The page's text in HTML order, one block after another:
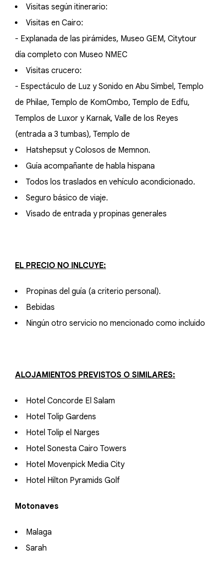
Visitas según itinerario:
Visitas en Cairo:
- Explanada de las pirámides, Museo GEM, Citytour
día completo con Museo NMEC
Visitas crucero:
- Espectáculo de Luz y Sonido en Abu Simbel, Templo
de Philae, Templo de KomOmbo, Templo de Edfu,
Templos de Luxor y Karnak, Valle de los Reyes
(entrada a 3 tumbas), Templo de
Hatshepsut y Colosos de Memnon.
Guía acompañante de habla hispana
Todos los traslados en vehículo acondicionado.
Seguro básico de viaje.
Visado de entrada y propinas generales
EL PRECIO NO INLCUYE:
Propinas del guía (a criterio personal).
Bebidas
Ningún otro servicio no mencionado como incluido
ALOJAMIENTOS PREVISTOS O SIMILARES:
Hotel Concorde El Salam
Hotel Tolip Gardens
Hotel Tolip el Narges
Hotel Sonesta Cairo Towers
Hotel Movenpick Media City
Hotel Hilton Pyramids Golf
Motonaves
Malaga
Sarah